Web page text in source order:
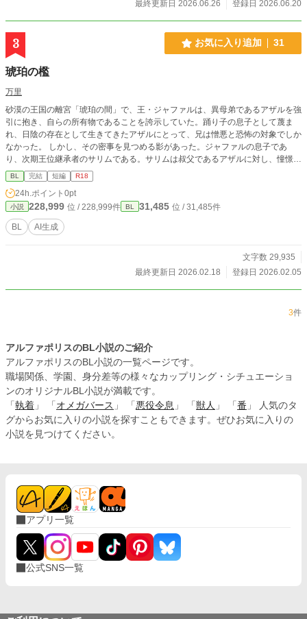
最終更新日 2026.06.26
登録日 2026.06.20
3 お気に入り追加 31
琥珀の檻
万里
砂漠の王国の離宮「琥珀の間」で、王・ジャファルは、異母弟であるアザルを強
引に抱き、自らの所有物であることを誇示していた。踊り子の息子として蔑ま
れ、日陰の存在として生きてきたアザルにとって、兄は憎悪と恐怖の対象でしか
なかった。 しかし、その密事を見つめる影があった。ジャファルの息子であ
り、次期王位継承者のサリムである。サリムは叔父であるアザルに対し、憧憬を
超えた歪な独占欲を抱いていた。 父から子へ。親子二人の狂おしい執着の視線
に晒されたアザルは、砂漠の夜よりも深い愛憎の檻に囚われていく。
BL 完結 短編 R18
24h.ポイント 0pt
小説 228,999 位 / 228,999件 BL 31,485 位 / 31,485件
BL AI生成
文字数 29,935
最終更新日 2026.02.18
登録日 2026.02.05
3件
アルファポリスのBL小説のご紹介
アルファポリスのBL小説の一覧ページです。
職場関係、学園、身分差等の様々なカップリング・シチュエーショ
ンのオリジナルBL小説が満載です。
「 執着 」 「 オメガバース 」 「 悪役令息 」 「 獣人 」 「 番 」 人気のタ
グからお気に入りの小説を探すこともできます。ぜひお気に入りの
小説を見つけてください。
アプリ一覧
公式SNS一覧